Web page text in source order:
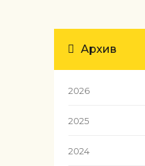
Архив
2026
2025
2024